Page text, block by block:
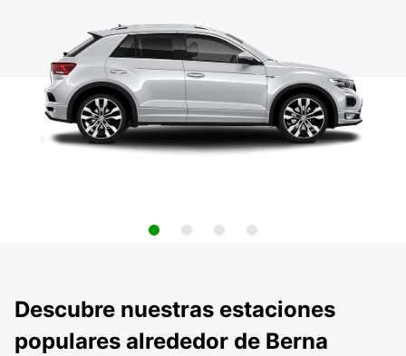
Descubre nuestras estaciones
populares alrededor de Berna